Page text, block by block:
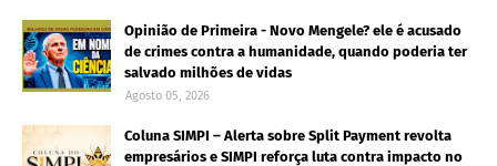
Opinião de Primeira - Novo Mengele? ele é acusado
de crimes contra a humanidade, quando poderia ter
salvado milhões de vidas
Agosto 05, 2026
Coluna SIMPI – Alerta sobre Split Payment revolta
empresários e SIMPI reforça luta contra impacto no